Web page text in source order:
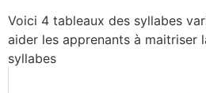
Voici 4 tableaux des syllabes
aider les apprenants à maitriser
syllabes